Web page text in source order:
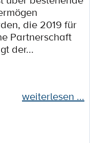
die 2019 für
Partnerschaft
der...
weiterlesen ...